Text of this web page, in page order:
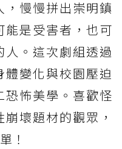
慢慢拼出崇明鎮
能是受害者，也可
。這次劇組透過
變化與校園壓迫
恐怖美學。喜歡怪
壞題材的觀眾，
！